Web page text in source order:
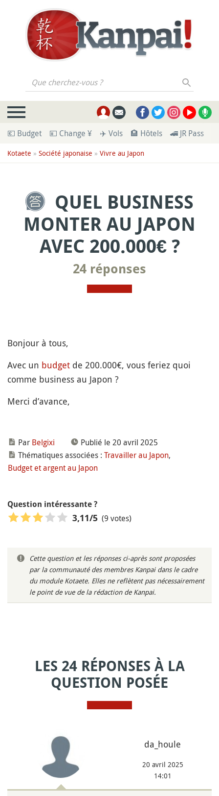
Que cherchez-vous ?
💶 Budget 💴 Change ¥ ✈️ Vols 🏨 Hôtels 🚄 JR Pass
Kotaete » Société japonaise » Vivre au Japon
QUEL BUSINESS
MONTER AU JAPON
AVEC 200.000€ ?
24 réponses
Bonjour à tous,
Avec un budget de 200.000€, vous feriez quoi
comme business au Japon ?
Merci d’avance,
Par Belgixi
Publié le 20 avril 2025
Thématiques associées : Travailler au Japon,
Budget et argent au Japon
Question intéressante ?
3,11/5 (9 votes)
Cette question et les réponses ci-après sont proposées
par la communauté des membres Kanpai dans le cadre
du module Kotaete. Elles ne reflètent pas nécessairement
le point de vue de la rédaction de Kanpai.
LES 24 RÉPONSES À LA
QUESTION POSÉE
da_houle
20 avril 2025
14:01